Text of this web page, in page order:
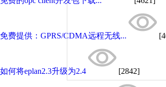
免费提供：GPRS/CDMA远程无线...
如何将eplan2.3升级为2.4 [2842]